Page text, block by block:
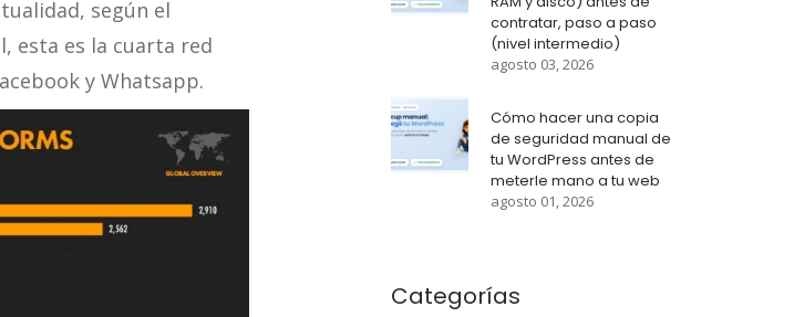
según el
esta es la cuarta red
y Whatsapp.
contratar, paso a paso
(nivel intermedio)
agosto 03, 2026
Cómo hacer una copia
de seguridad manual de
tu WordPress antes de
meterle mano a tu web
agosto 01, 2026
Categorías